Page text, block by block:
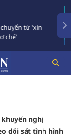
từ 'xin
khuyến nghị
dõi sát tình hình